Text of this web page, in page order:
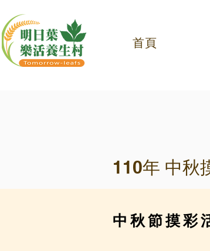
首頁
110年 中秋
中秋節摸彩